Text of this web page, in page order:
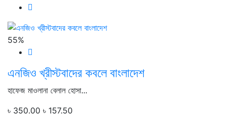
55%
এনজিও খ্রীস্টবাদের কবলে বাংলাদেশ
হাফেজ মাওলানা বেলাল হোসা...
৳ 350.00 ৳ 157.50